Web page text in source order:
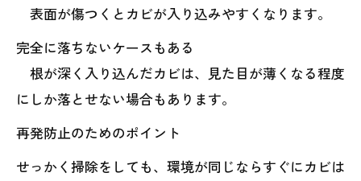
表面が傷つくとカビが入り込みやすくなります。
完全に落ちないケースもある
根が深く入り込んだカビは、見た目が薄くなる程度
にしか落とせない場合もあります。
再発防止のためのポイント
せっかく掃除をしても、環境が同じならすぐにカビは